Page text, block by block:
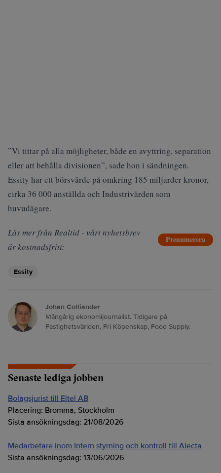
”Vi tittar på alla möjligheter, både en avyttring, separation
eller att behålla divisionen”, sade hon i sändningen.
Essity har ett börsvärde på omkring 185 miljarder kronor,
cirka 36 000 anställda och Industrivärden som
huvudägare.
Läs mer från Realtid - vårt nyhetsbrev
är kostnadsfritt:
Prenumerera
Essity
Johan Colliander
Mångårig ekonomijournalist. Tidigare på
Fastighetsvärlden, Fri Köpenskap, Food Supply.
Senaste lediga jobben
Bolagsjurist till Eltel AB
Placering: Bromma, Stockholm
Sista ansökningsdag: 21/08/2026
Medarbetare inom Intern styrning och kontroll till Alecta
Sista ansökningsdag: 13/06/2026